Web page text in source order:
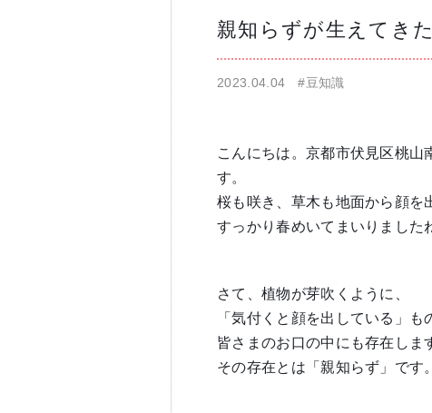
仁科歯科医院ブログ
親知らずが生えてき
2023.04.04#豆知識
こんにちは。京都市伏見区桃
す。
桜も咲き、草木も地面から顔を
すっかり春めいてまいりました
さて、植物が芽吹くように、
「気付くと顔を出している」も
皆さまのお口の中にも存在しま
その存在とは「親知らず」です。